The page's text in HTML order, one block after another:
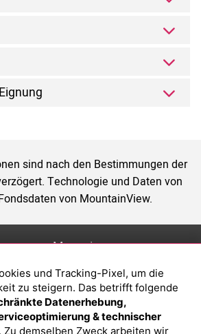
sind nach den Bestimmungen der
Technologie und Daten von
von MountainView.
Magazin
Was sind sind ETFs?
Sparplan Vorteile
Was ist ein Fonds?
und Tracking-Pixel, um die
zu steigern. Das betrifft folgende
Datenerhebung,
& technischer
Zu demselben Zweck arbeiten wir